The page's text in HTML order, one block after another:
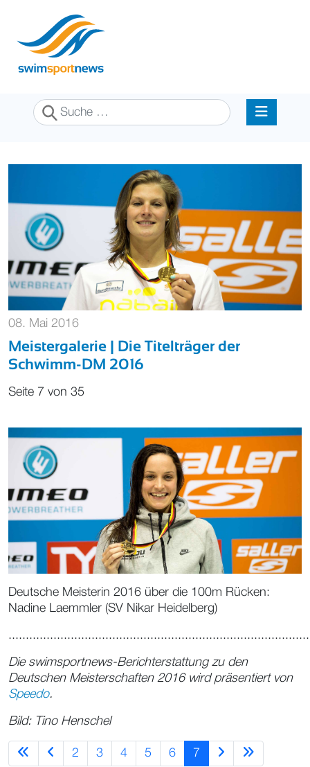
Suchen
08. Mai 2016
Meistergalerie | Die Titelträger der
Schwimm-DM 2016
Seite 7 von 35
Deutsche Meisterin 2016 über die 100m Rücken:
Nadine Laemmler (SV Nikar Heidelberg)
Die swimsportnews-Berichterstattung zu den
Deutschen Meisterschaften 2016 wird präsentiert von
Speedo.
Bild: Tino Henschel
2 3 4 5 6 7